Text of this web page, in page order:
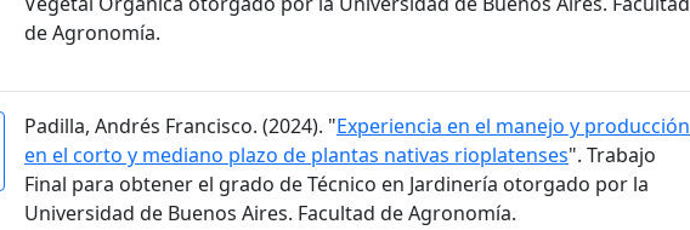
de Agronomía.
Padilla, Andrés Francisco. (2024). "Experiencia en el manejo y producción
en el corto y mediano plazo de plantas nativas rioplatenses". Trabajo
Final para obtener el grado de Técnico en Jardinería otorgado por la
Universidad de Buenos Aires. Facultad de Agronomía.